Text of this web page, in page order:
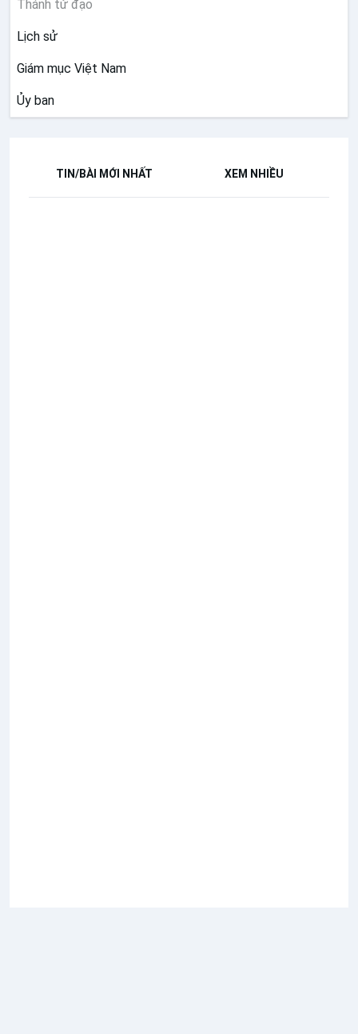
Thánh tử đạo
Lịch sử
Giám mục Việt Nam
Ủy ban
TIN/BÀI MỚI NHẤT XEM NHIỀU